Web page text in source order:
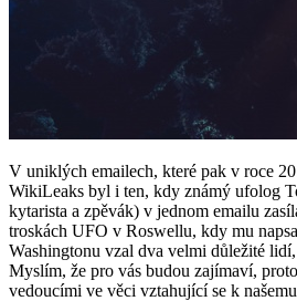
V uniklých emailech, které pak v roce
WikiLeaks byl i ten, kdy známý ufolog
kytarista a zpěvák) v jednom emailu
troskách UFO v Roswellu, kdy mu
Washingtonu vzal dva velmi důležité
Myslím, že pro vás budou zajímaví,
vedoucími ve věci vztahující se k